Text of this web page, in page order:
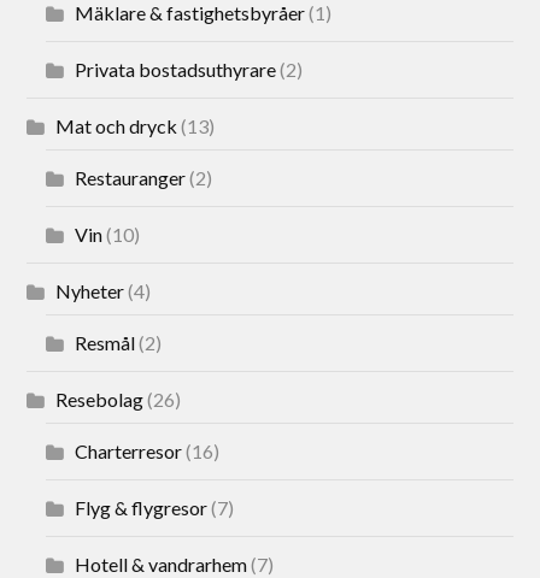
Mäklare & fastighetsbyråer(1)
Privata bostadsuthyrare(2)
Mat och dryck (13)
Restauranger(2)
Vin(10)
Nyheter(4)
Resmål(2)
Resebolag(26)
Charterresor(16)
Flyg & flygresor(7)
Hotell & vandrarhem(7)